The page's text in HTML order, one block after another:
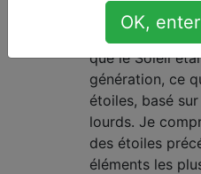
Soleil?
J'ai récemment
que le Soleil
génération, ce
étoiles, basé
lourds. Je
des étoiles
éléments les
OK,